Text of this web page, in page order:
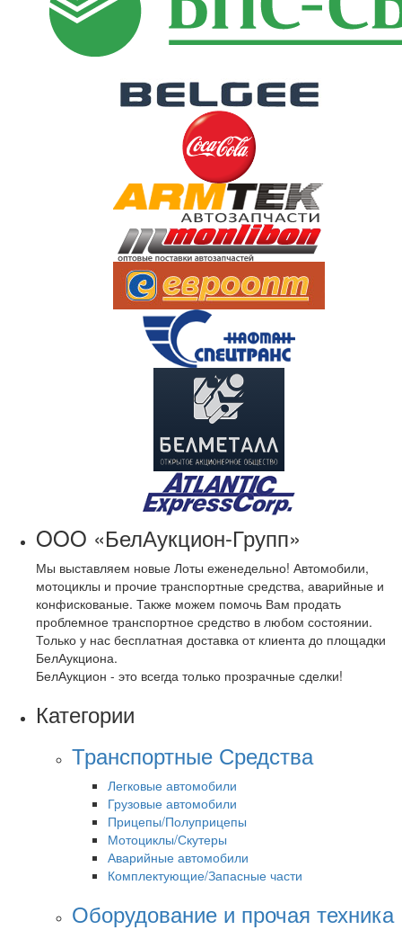
OOO «БелАукцион-Групп»
Мы выставляем новые Лоты еженедельно! Автомобили,
мотоциклы и прочие транспортные средства, аварийные и
конфискованые. Также можем помочь Вам продать
проблемное транспортное средство в любом состоянии.
Только у нас бесплатная доставка от клиента до площадки
БелАукциона.
БелАукцион - это всегда только прозрачные сделки!
Категории
Транспортные Средства
Легковые автомобили
Грузовые автомобили
Прицепы/Полуприцепы
Мотоциклы/Скутеры
Аварийные автомобили
Комплектующие/Запасные части
Оборудование и прочая техника